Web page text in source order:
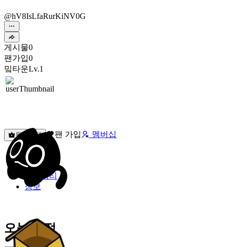
@hV8IsLfaRurKiNV0G
게시물0
팬가입0
밐타운Lv.1
원픽선택 팬 가입 멤버십
밐타운
피드
커뮤니티
정보
오늘 일정